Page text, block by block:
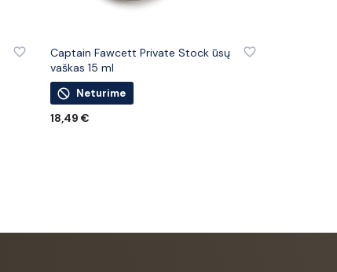
Captain Fawcett Private Stock ūsų
vaškas 15 ml
Neturime
18,49€